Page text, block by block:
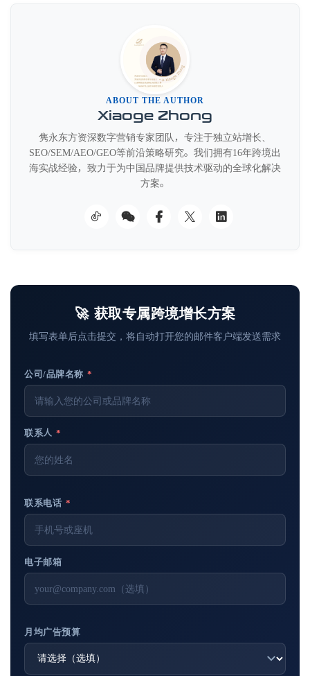
ABOUT THE AUTHOR
Xiaoge Zhong
隽永东方资深数字营销专家团队，专注于独立站增长、
SEO/SEM/AEO/GEO等前沿策略研究。我们拥有16年跨境出
海实战经验，致力于为中国品牌提供技术驱动的全球化解决
方案。
🚀 获取专属跨境增长方案
填写表单后点击提交，将自动打开您的邮件客户端发送需求
公司/品牌名称 *
联系人 *
联系电话 *
电子邮箱
月均广告预算